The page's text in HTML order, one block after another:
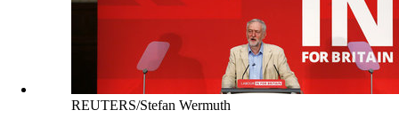
REUTERS/Stefan Wermuth